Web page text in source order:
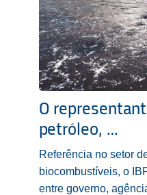
O
petróleo, …
Referência no setor
biocombustíveis, o
entre governo,